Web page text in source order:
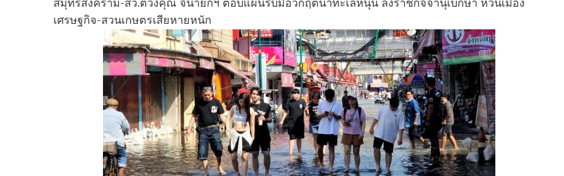
สมุทรสงคราม-สว.ตวงคุณ จี้นายกฯ ตอบแผนรับมือวิกฤตน้ำทะเลหนุน ลงราชกิจจานุเบกษา หวั่นเมือง
เศรษฐกิจ-สวนเกษตรเสียหายหนัก